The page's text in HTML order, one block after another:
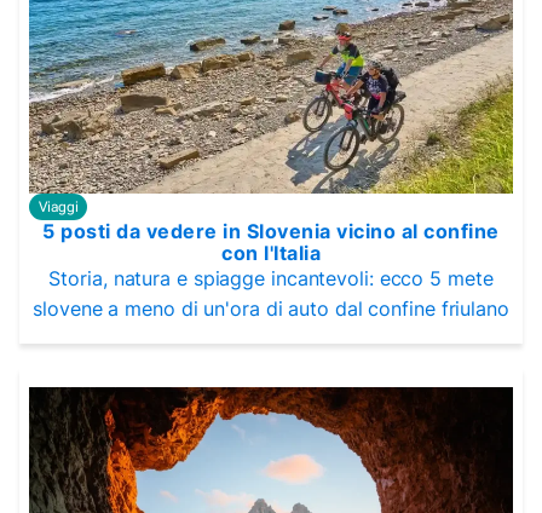
Viaggi
5 posti da vedere in Slovenia vicino al confine
con l'Italia
Storia, natura e spiagge incantevoli: ecco 5 mete
slovene a meno di un'ora di auto dal confine friulano